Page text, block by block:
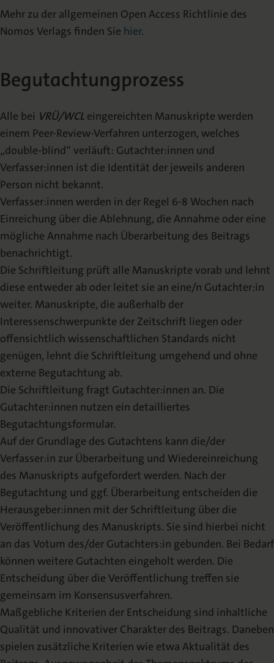
Mehr zu der allgemeinen Open Access Richtlinie des
Nomos Verlags finden Sie hier.
Begutachtungprozess
Alle bei VRÜ/WCL eingereichten Manuskripte werden
einem Peer-Review-Verfahren unterzogen, welches
„double-blind“ verläuft: Gutachter:innen und
Verfasser:innen ist die Identität der jeweils anderen
Person nicht bekannt.
Verfasser:innen werden in der Regel 6-8 Wochen nach
Einreichung über die Ablehnung, die Annahme oder eine
mögliche Annahme nach Überarbeitung des Beitrags
benachrichtigt.
Die Schriftleitung prüft alle Manuskripte vorab und lehnt
diese entweder ab oder leitet sie an eine/n Gutachter:in
weiter. Manuskripte, die außerhalb der
Interessenschwerpunkte der Zeitschrift liegen oder
offensichtlich wissenschaftlichen Standards nicht
genügen, lehnt die Schriftleitung umgehend und ohne
externe Begutachtung ab.
Die Schriftleitung fragt Gutachter:innen an. Die
Gutachter:innen nutzen ein detailliertes
Begutachtungsformular.
Auf der Grundlage des Gutachtens kann die/der
Verfasser:in zur Überarbeitung und Wiedereinreichung
des Manuskripts aufgefordert werden. Nach der
Begutachtung und ggf. Überarbeitung entscheiden die
Herausgeber:innen mit der Schriftleitung über die
Veröffentlichung des Manuskripts. Sie sind hierbei nicht
an das Votum des/der Gutachters:in gebunden. Bei Bedarf
können weitere Gutachten eingeholt werden. Die
Entscheidung über die Veröffentlichung treffen sie
gemeinsam im Konsensusverfahren.
Maßgebliche Kriterien der Entscheidung sind inhaltliche
Qualität und innovativer Charakter des Beitrags. Daneben
spielen zusätzliche Kriterien wie etwa Aktualität des